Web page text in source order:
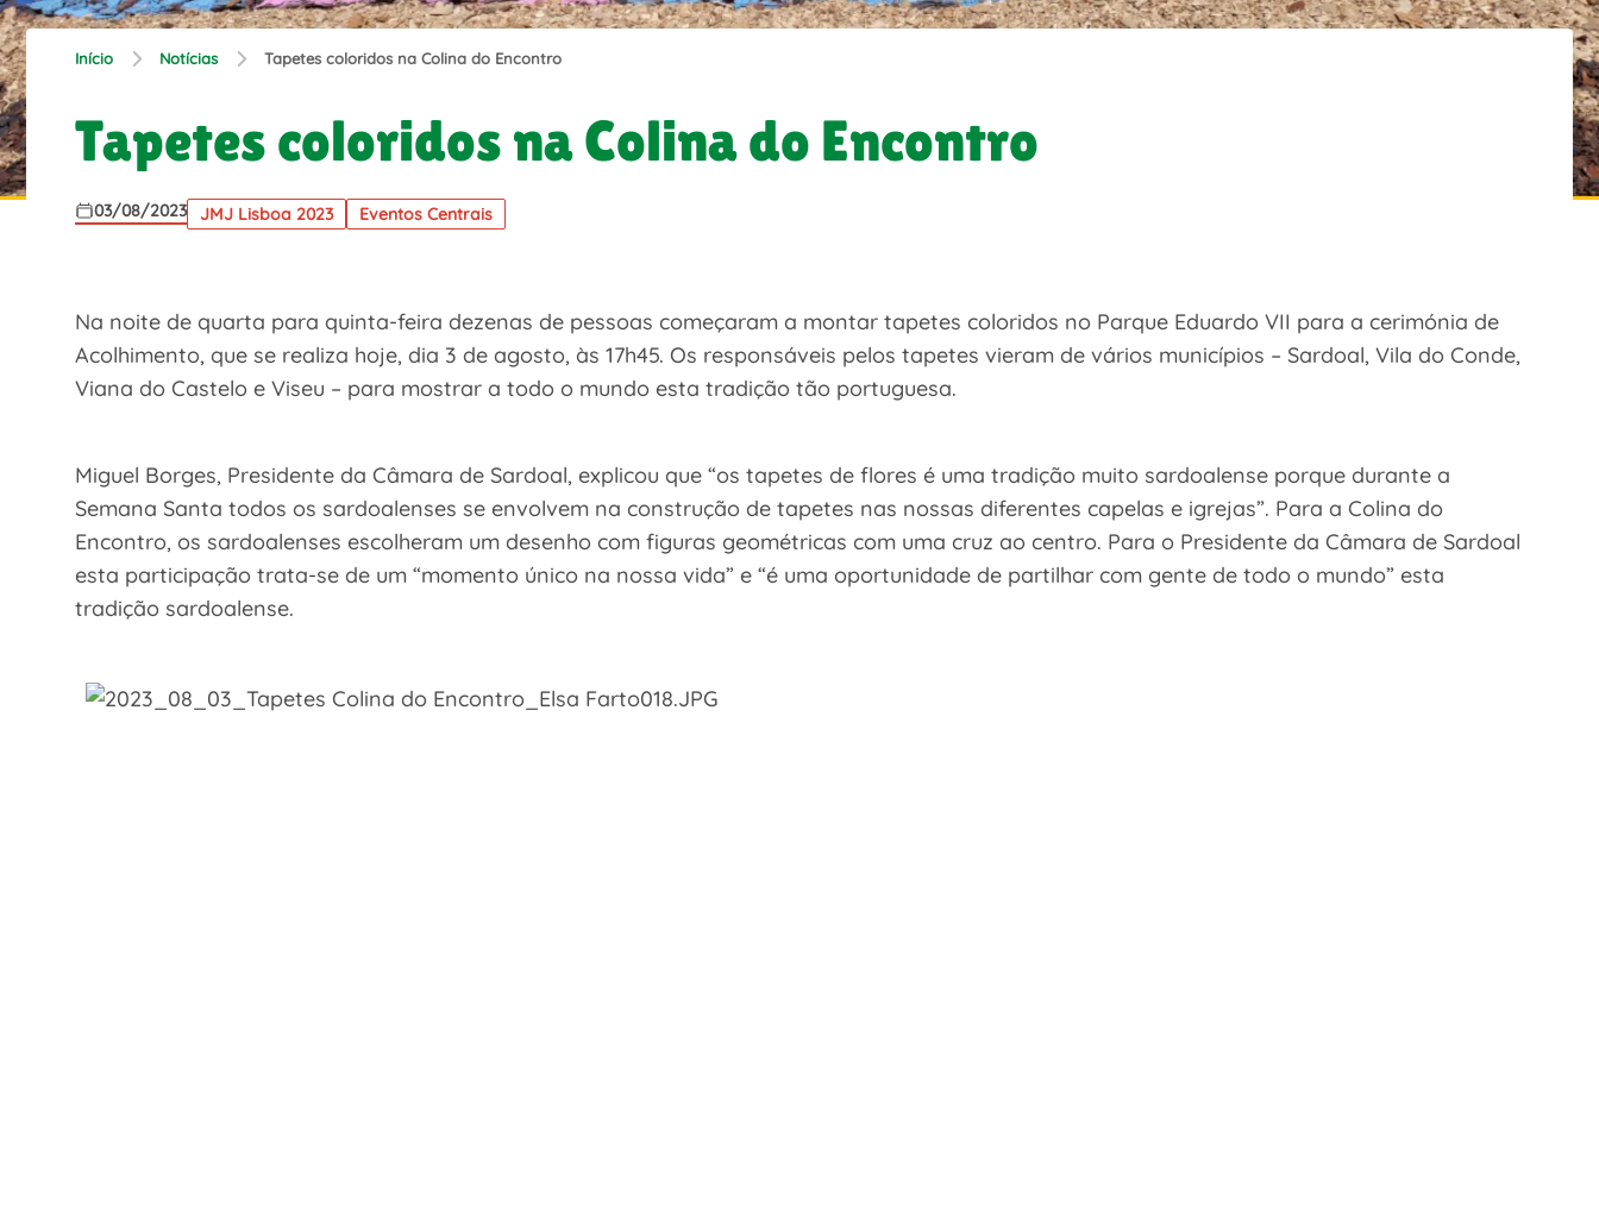
Início Notícias Tapetes coloridos na Colina do Encontro
Tapetes coloridos na Colina do Encontro
03/08/2023 JMJ Lisboa 2023 Eventos Centrais
Na noite de quarta para quinta-feira dezenas de pessoas começaram a montar tapetes coloridos no Parque Eduardo VII para a cerimónia de
Acolhimento, que se realiza hoje, dia 3 de agosto, às 17h45. Os responsáveis pelos tapetes vieram de vários municípios – Sardoal, Vila do Conde,
Viana do Castelo e Viseu – para mostrar a todo o mundo esta tradição tão portuguesa.
Miguel Borges, Presidente da Câmara de Sardoal, explicou que “os tapetes de flores é uma tradição muito sardoalense porque durante a
Semana Santa todos os sardoalenses se envolvem na construção de tapetes nas nossas diferentes capelas e igrejas”. Para a Colina do
Encontro, os sardoalenses escolheram um desenho com figuras geométricas com uma cruz ao centro. Para o Presidente da Câmara de Sardoal
esta participação trata-se de um “momento único na nossa vida” e “é uma oportunidade de partilhar com gente de todo o mundo” esta
tradição sardoalense.